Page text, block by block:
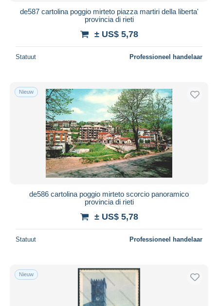
de587 cartolina poggio mirteto piazza martiri della liberta'
provincia di rieti
± US$ 5,78
Statuut Professioneel handelaar
Nieuw
de586 cartolina poggio mirteto scorcio panoramico
provincia di rieti
± US$ 5,78
Statuut Professioneel handelaar
Nieuw